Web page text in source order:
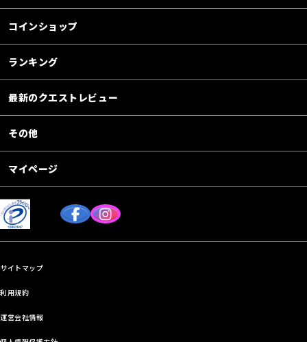
コインショップ
ランキング
最新のクエストレビュー
その他
マイページ
サイトマップ
利用規約
運営会社情報